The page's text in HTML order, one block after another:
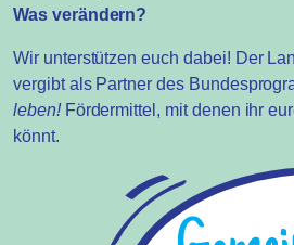
Was verändern?
Wir unterstützen euch dabei! Der
vergibt als Partner des
leben!Fördermittel, mit denen ihr
könnt.